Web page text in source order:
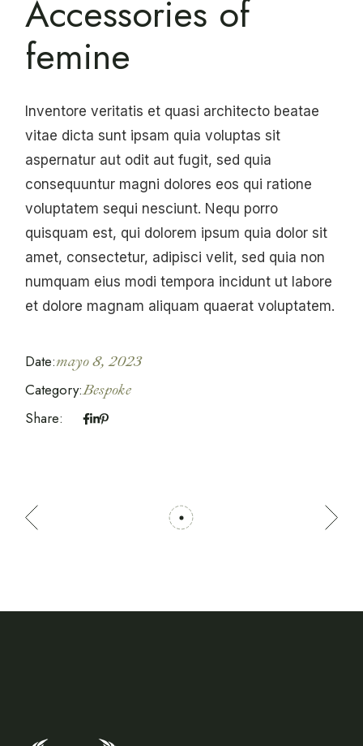
Accessories of
femine
Inventore veritatis et quasi architecto beatae
vitae dicta sunt ipsam quia voluptas sit
aspernatur aut odit aut fugit, sed quia
consequuntur magni dolores eos qui ratione
voluptatem sequi nesciunt. Nequ porro
quisquam est, qui dolorem ipsum quia dolor sit
amet, consectetur, adipisci velit, sed quia non
numquam eius modi tempora incidunt ut labore
et dolore magnam aliquam quaerat voluptatem.
Date:mayo 8, 2023
Category:Bespoke
Share: